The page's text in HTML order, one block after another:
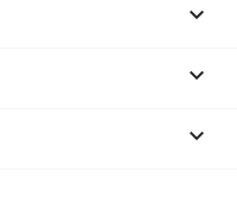


